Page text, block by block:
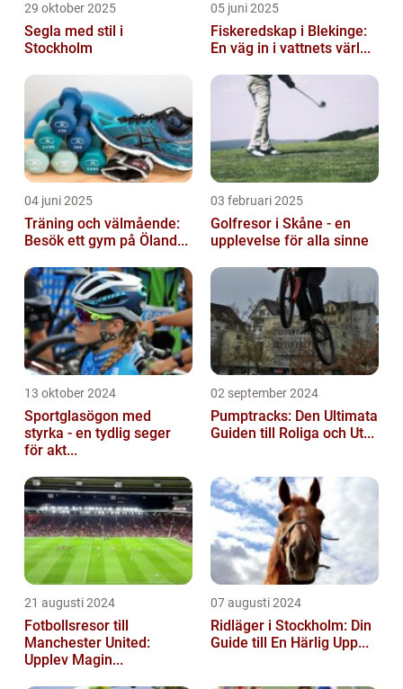
29 oktober 2025
Segla med stil i
Stockholm
05 juni 2025
Fiskeredskap i Blekinge:
En väg in i vattnets värl...
04 juni 2025
Träning och välmående:
Besök ett gym på Öland...
03 februari 2025
Golfresor i Skåne - en
upplevelse för alla sinne
13 oktober 2024
Sportglasögon med
styrka - en tydlig seger
för akt...
02 september 2024
Pumptracks: Den Ultimata
Guiden till Roliga och Ut...
21 augusti 2024
Fotbollsresor till
Manchester United:
Upplev Magin...
07 augusti 2024
Ridläger i Stockholm: Din
Guide till En Härlig Upp...